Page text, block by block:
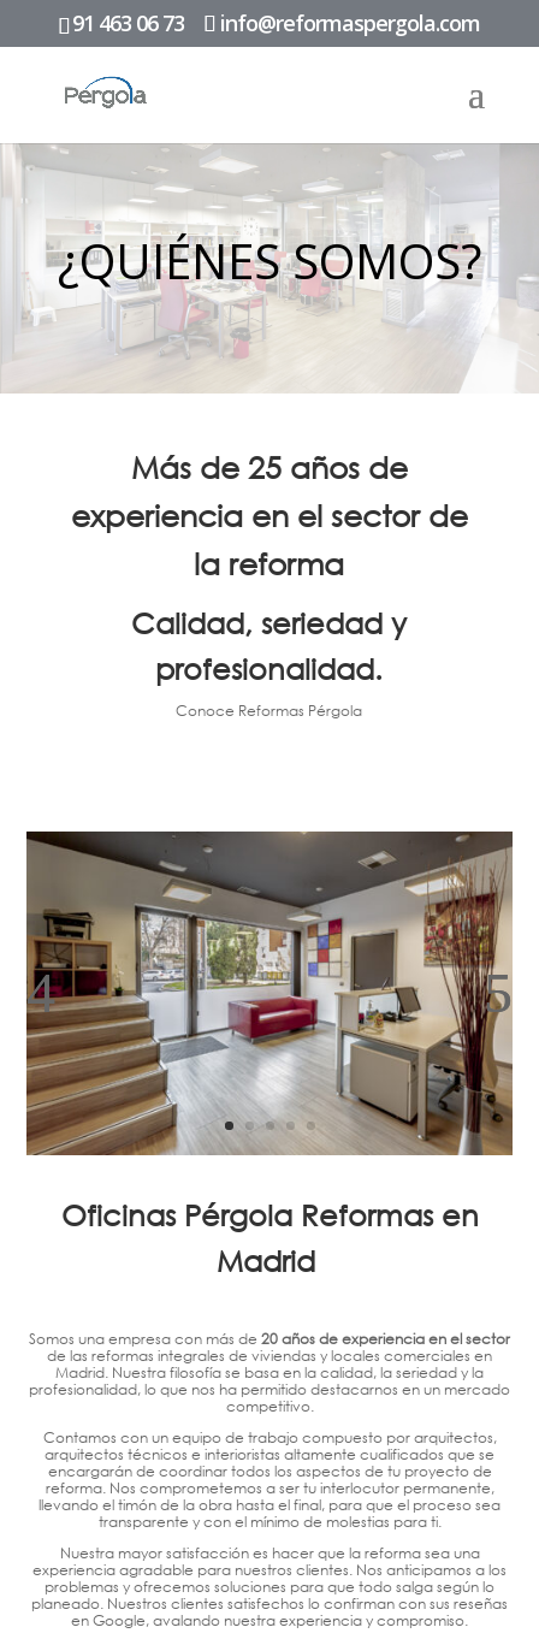
91 463 06 73 info@reformaspergola.com
¿QUIÉNES SOMOS?
Más de 25 años de
experienciaen el sector de
la reforma
Calidad, seriedad y
profesionalidad.
Conoce Reformas Pérgola
Oficinas Pérgola Reformas en
Madrid
Somos una empresa con más de 20 años de experiencia en el sector
de las reformas integrales de viviendas y locales comerciales en
Madrid. Nuestra filosofía se basa en la calidad, la seriedad y la
profesionalidad, lo que nos ha permitido destacarnos en un mercado
competitivo.
Contamos con un equipo de trabajo compuesto por arquitectos,
arquitectos técnicos e interioristas altamente cualificados que se
encargarán de coordinar todos los aspectos de tu proyecto de
reforma. Nos comprometemos a ser tu interlocutor permanente,
llevando el timón de la obra hasta el final, para que el proceso sea
transparente y con el mínimo de molestias para ti.
Nuestra mayor satisfacción es hacer que la reforma sea una
experiencia agradable para nuestros clientes. Nos anticipamos a los
problemas y ofrecemos soluciones para que todo salga según lo
planeado. Nuestros clientes satisfechos lo confirman con sus reseñas
en Google, avalando nuestra experiencia y compromiso.